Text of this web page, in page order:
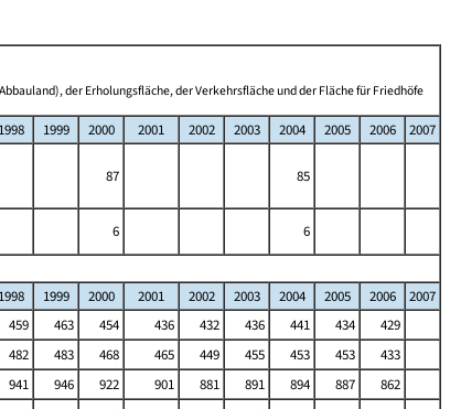
der Erholungsfläche, der Verkehrsfläche und der Fläche für Friedhöfe
1998 1999 2000 2001 2002 2003 2004 2005 2006
2007
87 85
6
6
1998 1999 2000 2001 2002 2003 2004 2005 2006
2007
459 463 454 436 432 436 441 434
429
482 483 468 465 449 455 453 453
433
941 946 922 901 881 891 894 887
862